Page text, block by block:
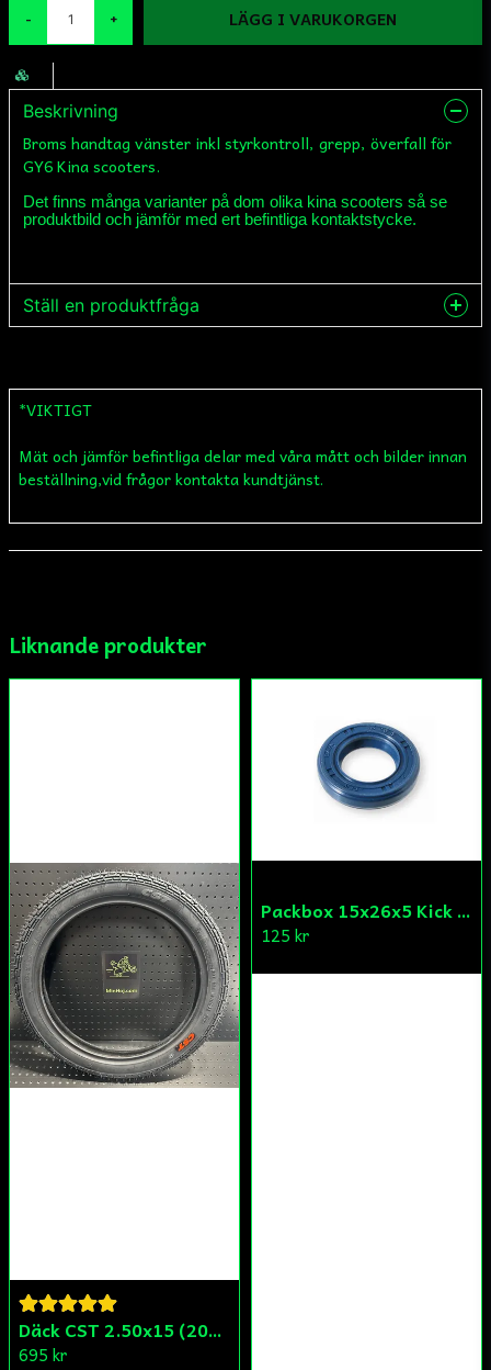
- + LÄGG I VARUKORGEN
Beskrivning
Broms handtag vänster inkl styrkontroll, grepp, överfall för
GY6 Kina scooters.
Det finns många varianter på dom olika kina scooters så se
produktbild och jämför med ert befintliga kontaktstycke.
Ställ en produktfråga
name
Namn
email
Skicka fråga
*VIKTIGT
Mät och jämför befintliga delar med våra mått och bilder innan
beställning,vid frågor kontakta kundtjänst.
Liknande produkter
Däck CST 2.50x15 (20x250) Compact/Scoper/Mamba/Flakmoped
695 kr
Packbox 15x26x5 Kick Aprilia/Derbi/Gilera (original)
125 kr